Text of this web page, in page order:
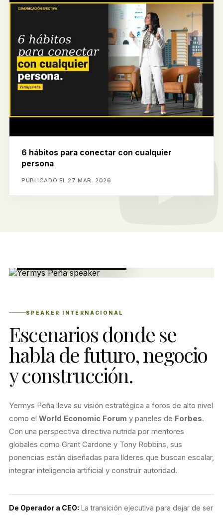
6 hábitos para conectar con cualquier
persona
PUBLICADO EL 27 MAR. 2026
SPEAKER INTERNACIONAL
Escenarios donde se
habla de futuro, negocio
y construcción.
Yermys Peña lleva su visión estratégica a foros de alto nivel
como el World Economic Forum y paneles de Forbes.
Con una perspectiva directiva nutrida por mentores
globales como Grant Cardone y Tony Robbins, sus
ponencias están diseñadas para líderes que buscan escalar,
integrar inteligencia artificial y construir autoridad.
De Operador a CEO: La transición ejecutiva para dejar de ser